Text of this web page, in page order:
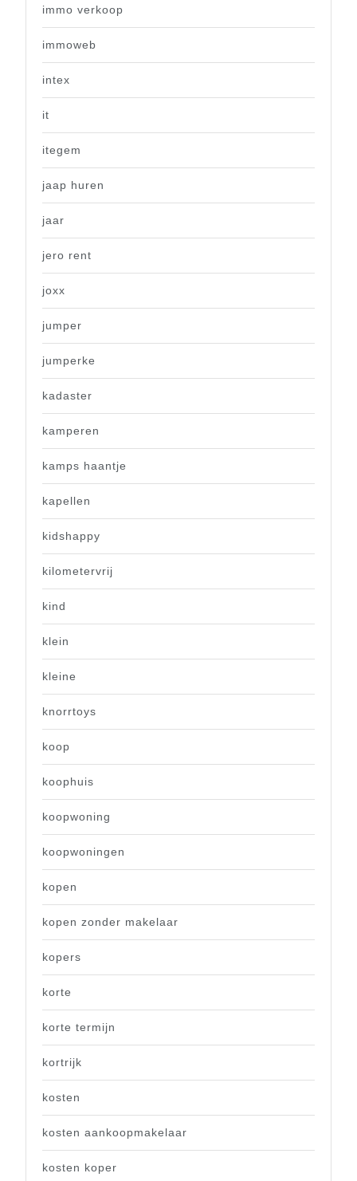
immo verkoop
immoweb
intex
it
itegem
jaap huren
jaar
jero rent
joxx
jumper
jumperke
kadaster
kamperen
kamps haantje
kapellen
kidshappy
kilometervrij
kind
klein
kleine
knorrtoys
koop
koophuis
koopwoning
koopwoningen
kopen
kopen zonder makelaar
kopers
korte
korte termijn
kortrijk
kosten
kosten aankoopmakelaar
kosten koper